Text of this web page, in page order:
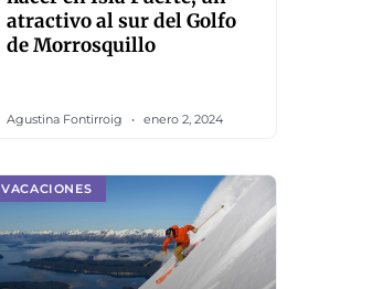
atractivo al sur del Golfo
de Morrosquillo
Agustina Fontirroig enero 2, 2024
VACACIONES